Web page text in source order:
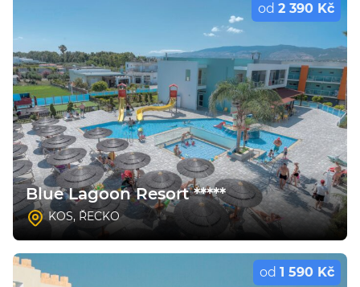
od 2 390 Kč
Blue Lagoon Resort *****
KOS, ŘECKO
od 1 590 Kč